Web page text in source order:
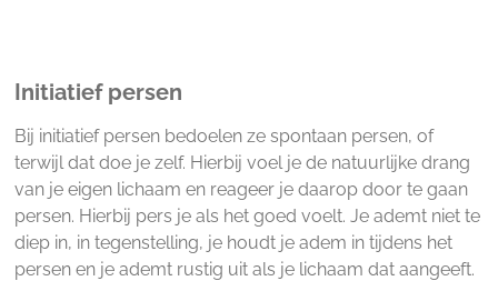
Initiatief persen
Bij initiatief persen bedoelen ze spontaan persen, of
terwijl dat doe je zelf. Hierbij voel je de natuurlijke drang
van je eigen lichaam en reageer je daarop door te gaan
persen. Hierbij pers je als het goed voelt. Je ademt niet te
diep in, in tegenstelling, je houdt je adem in tijdens het
persen en je ademt rustig uit als je lichaam dat aangeeft.